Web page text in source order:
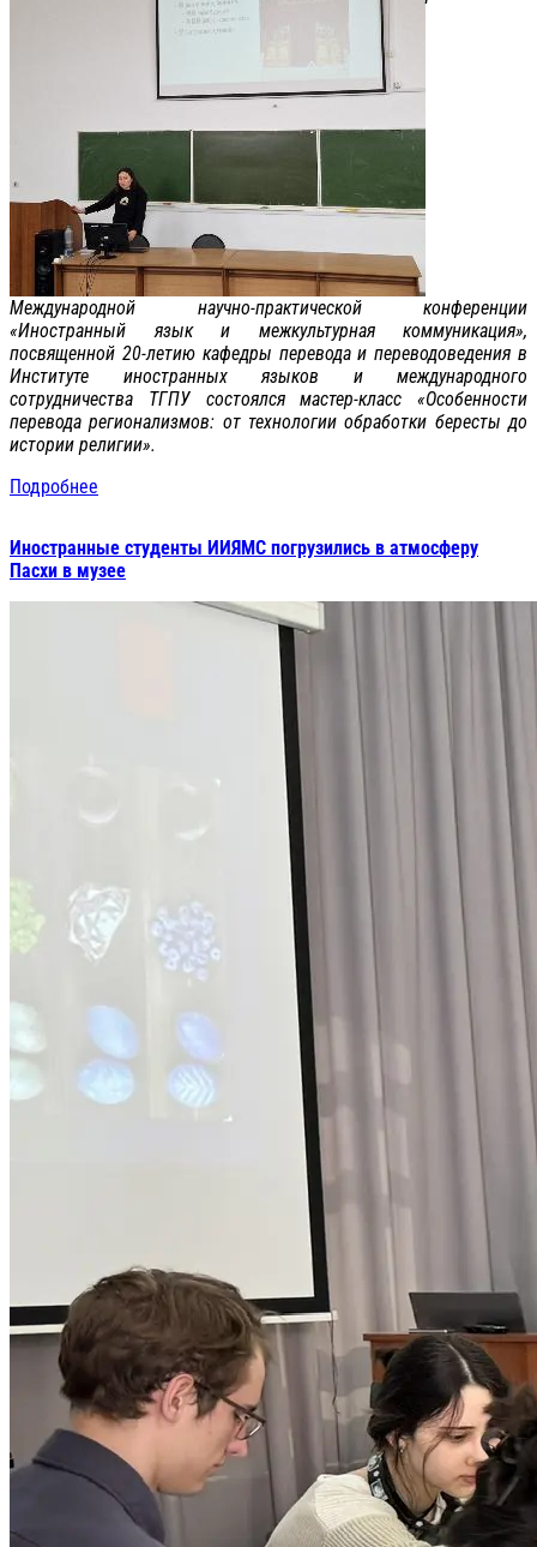
Международной научно-практической конференции
«Иностранный язык и межкультурная коммуникация»,
посвященной 20-летию кафедры перевода и переводоведения в
Институте иностранных языков и международного
сотрудничества ТГПУ состоялся мастер-класс «Особенности
перевода регионализмов: от технологии обработки бересты до
истории религии».
Подробнее
Иностранные студенты ИИЯМС погрузились в атмосферу
Пасхи в музее